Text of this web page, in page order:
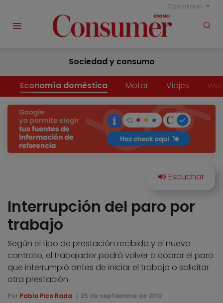
Castellano
Sociedad y consumo
Economía doméstica Motor Viajes
Interrupción del paro por
trabajo
Según el tipo de prestación recibida y el nuevo
contrato, el trabajador podrá volver a cobrar el paro
que interrumpió antes de iniciar el trabajo o solicitar
otra prestación
Por Pablo Pico Rada 25 de septiembre de 2012